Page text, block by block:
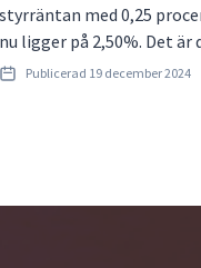
styrräntan med 0,25
nu ligger på 2,50%. Det
Publicerad 19 december 2024